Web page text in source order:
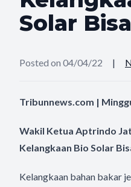
Solar
Posted on 04/04/22 |
Tribunnews.com |
Wakil Ketua Aptrindo
Kelangkaan Bio Solar
Kelangkaan bahan bakar